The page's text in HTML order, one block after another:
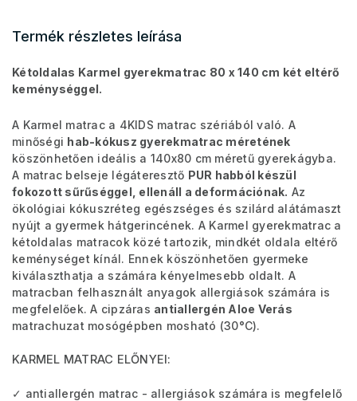
Termék részletes leírása
Kétoldalas Karmel gyerekmatrac 80 x 140 cm két eltérő
keménységgel.
A Karmel matrac a 4KIDS matrac szériából való. A
minőségi hab-kókusz gyerekmatrac méretének
köszönhetően ideális a 140x80 cm méretű gyerekágyba.
A matrac belseje légáteresztő PUR habból készül
fokozott sűrűséggel, ellenáll a deformációnak. Az
ökológiai kókuszréteg egészséges és szilárd alátámaszt
nyújt a gyermek hátgerincének. A Karmel gyerekmatrac a
kétoldalas matracok közé tartozik, mindkét oldala eltérő
keménységet kínál. Ennek köszönhetően gyermeke
kiválaszthatja a számára kényelmesebb oldalt. A
matracban felhasznált anyagok allergiások számára is
megfelelőek. A cipzáras antiallergén Aloe Verás
matrachuzat mosógépben mosható (30°C).
KARMEL MATRAC ELŐNYEI:
✓ antiallergén matrac - allergiások számára is megfelelő